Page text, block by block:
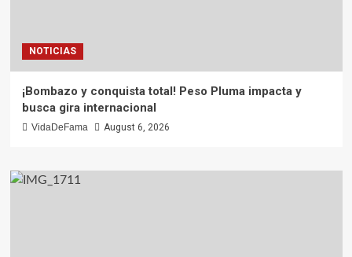
NOTICIAS
¡Bombazo y conquista total! Peso Pluma impacta y
busca gira internacional
VidaDeFama August 6, 2026